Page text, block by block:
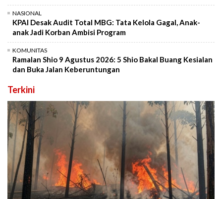
NASIONAL
KPAI Desak Audit Total MBG: Tata Kelola Gagal, Anak-
anak Jadi Korban Ambisi Program
KOMUNITAS
Ramalan Shio 9 Agustus 2026: 5 Shio Bakal Buang Kesialan
dan Buka Jalan Keberuntungan
Terkini